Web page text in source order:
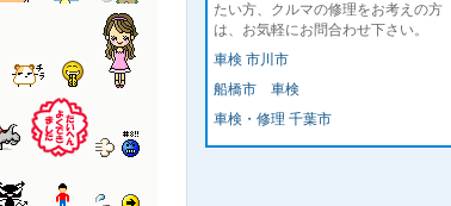
たい方、クルマの修理をお考えの方
は、お気軽にお問合わせ下さい。
車検 市川市
船橋市 車検
車検・修理 千葉市